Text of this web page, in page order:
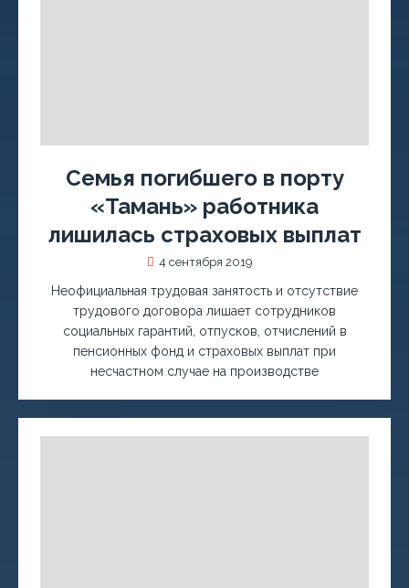
Семья погибшего в порту
«Тамань» работника
лишилась страховых выплат
4 сентября 2019
Неофициальная трудовая занятость и отсутствие
трудового договора лишает сотрудников
социальных гарантий, отпусков, отчислений в
пенсионных фонд и страховых выплат при
несчастном случае на производстве